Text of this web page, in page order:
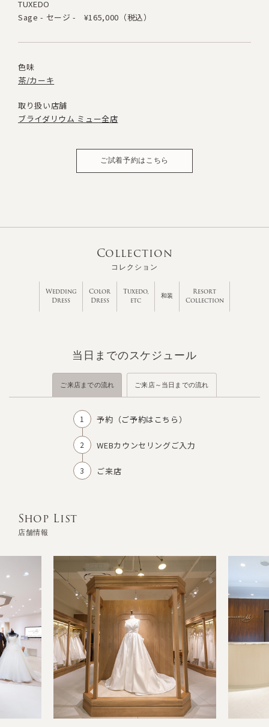
TUXEDO
Sage - セージ -
¥165,000（税込）
色味
茶/カーキ
取り扱い店舗
ブライダリウム ミュー全店
ご試着予約はこちら
Collection
コレクション
Wedding
Dress
Color
Dress
Tuxedo,
etc
和装
Resort
Collection
当日までのスケジュール
ご来店までの流れ ご来店～当日までの流れ
予約（ご予約はこちら）
WEBカウンセリングご入力
ご来店
Shop List
店舗情報